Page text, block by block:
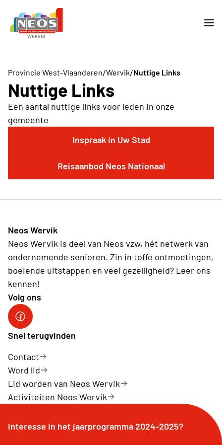
Provincie West-Vlaanderen/Wervik/Nuttige Links
Nuttige Links
Een aantal nuttige links voor leden in onze
gemeente
Inspraak in Uw Stad
Reisaanbod Neos Nationaal
Neos Wervik
Neos Wervik is deel van Neos vzw, hét netwerk van
ondernemende senioren. Zin in toffe ontmoetingen,
boeiende uitstappen en veel gezelligheid? Leer ons
kennen!
Volg ons
Snel terugvinden
Contact
Word lid
Lid worden van Neos Wervik
Activiteiten Neos Wervik
Interesse in het jaarprogramma 2024-2025?